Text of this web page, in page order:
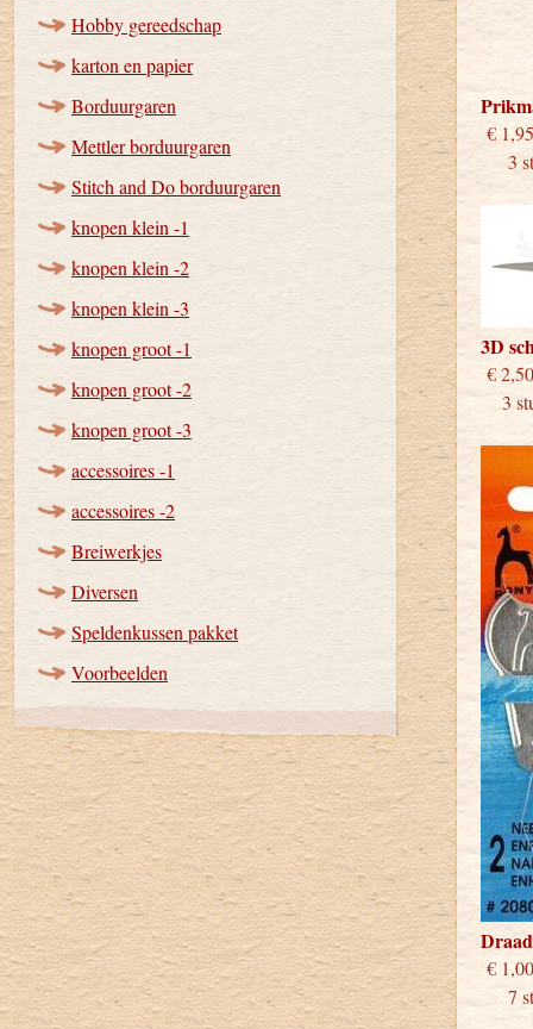
Hobby gereedschap
karton en papier
Borduurgaren
Mettler borduurgaren
Stitch and Do borduurgaren
knopen klein -1
knopen klein -2
knopen klein -3
knopen groot -1
knopen groot -2
knopen groot -3
accessoires -1
accessoires -2
Breiwerkjes
Diversen
Speldenkussen pakket
Voorbeelden
3
3D
3
7